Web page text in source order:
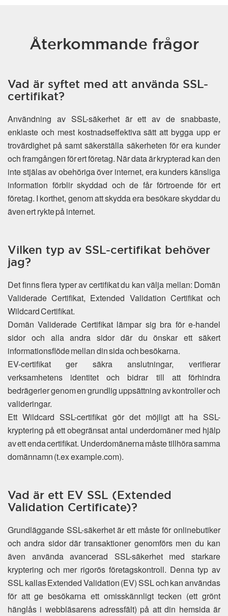
Återkommande frågor
Vad är syftet med att använda SSL-
certifikat?
Användning av SSL-säkerhet är ett av de snabbaste,
enklaste och mest kostnadseffektiva sätt att bygga upp er
trovärdighet på samt säkerställa säkerheten för era kunder
och framgången för ert företag. När data är krypterad kan den
inte stjälas av obehöriga över internet, era kunders känsliga
information förblir skyddad och de får förtroende för ert
företag. I korthet, genom att skydda era besökare skyddar du
även ert rykte på internet.
Vilken typ av SSL-certifikat behöver
jag?
Det finns flera typer av certifikat du kan välja mellan: Domän
Validerade Certifikat, Extended Validation Certifikat och
Wildcard Certifikat.
Domän Validerade Certifikat lämpar sig bra för e-handel
sidor och alla andra sidor där du önskar ett säkert
informationsflöde mellan din sida och besökarna.
EV-certifikat ger säkra anslutningar, verifierar
verksamhetens identitet och bidrar till att förhindra
bedrägerier genom en grundlig uppsättning av kontroller och
valideringar.
Ett Wildcard SSL-certifikat gör det möjligt att ha SSL-
kryptering på ett obegränsat antal underdomäner med hjälp
av ett enda certifikat. Underdomänerna måste tillhöra samma
domännamn (t.ex example.com).
Vad är ett EV SSL (Extended
Validation Certificate)?
Grundläggande SSL-säkerhet är ett måste för onlinebutiker
och andra sidor där transaktioner genomförs men du kan
även använda avancerad SSL-säkerhet med starkare
kryptering och mer rigorös företagskontroll. Denna typ av
SSL kallas Extended Validation (EV) SSL och kan användas
för att ge besökarna ett omisskännligt tecken (ett grönt
hänglås i webbläsarens adressfält) på att din hemsida är